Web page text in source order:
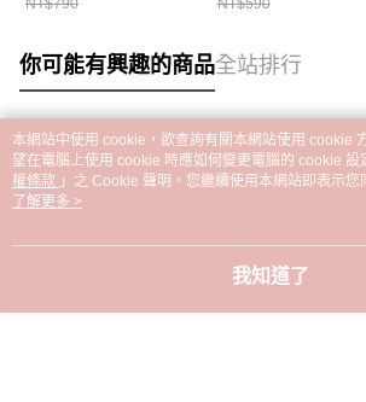
NT$790 NT$590
你可能有興趣的商品全站排行
熱門標籤
本網站中使用 cookie，欲查詢有關本網站使用 cookie
望在電腦上使用 cookie 時應如何變更電腦的 cookie 設
權條款 」之 Cookie 聲明。您繼續使用本網站即表示
用條款之 Cookie 聲明使用 cookie。
了解更多 >
我知道了